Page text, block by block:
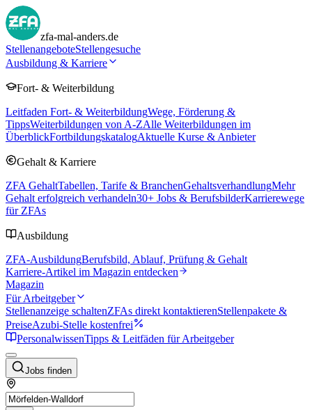
zfa-mal-anders.de
StellenangeboteStellengesuche
Ausbildung & Karriere
Fort- & Weiterbildung
Leitfaden Fort- & WeiterbildungWege, Förderung &
TippsWeiterbildungen von A-ZAlle Weiterbildungen im
ÜberblickFortbildungskatalogAktuelle Kurse & Anbieter
Gehalt & Karriere
ZFA GehaltTabellen, Tarife & BranchenGehaltsverhandlungMehr
Gehalt erfolgreich verhandeln30+ Jobs & BerufsbilderKarrierewege
für ZFAs
Ausbildung
ZFA-AusbildungBerufsbild, Ablauf, Prüfung & Gehalt
Karriere-Artikel im Magazin entdecken
Magazin
Für Arbeitgeber
Stellenanzeige schaltenZFAs direkt kontaktierenStellenpakete &
PreiseAzubi-Stelle kostenfrei
PersonalwissenTipps & Leitfäden für Arbeitgeber
Jobs finden